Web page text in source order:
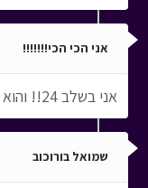
אני הכי הכי!!!!!!!
אני בשלב 24!! והוא ממש קשה!!!
שמואל בורוכוב